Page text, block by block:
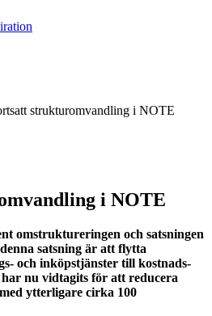
strukturomvandling i NOTE
i NOTE
omstruktureringen och satsningen
satsning är att flytta
och inköpstjänster till kostnads-
nu vidtagits för att reducera
ytterligare cirka 100